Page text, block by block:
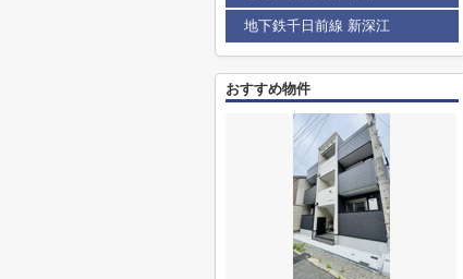
地下鉄千日前線 新深江
おすすめ物件